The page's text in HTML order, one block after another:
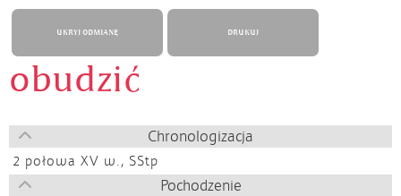
UKRYJ ODMIANĘ DRUKUJ
obudzić
Chronologizacja
2 połowa XV w., SStp
Pochodzenie